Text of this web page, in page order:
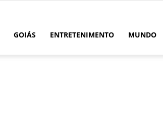
GOIÁS ENTRETENIMENTO MUNDO